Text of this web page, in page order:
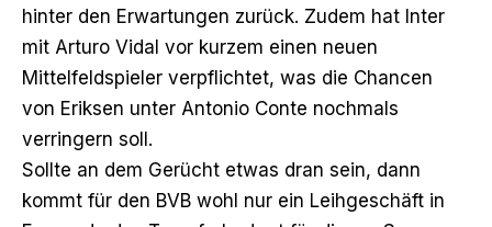
hinter den Erwartungen zurück. Zudem hat Inter
mit Arturo Vidal vor kurzem einen neuen
Mittelfeldspieler verpflichtet, was die Chancen
von Eriksen unter Antonio Conte nochmals
verringern soll.
Sollte an dem Gerücht etwas dran sein, dann
kommt für den BVB wohl nur ein Leihgeschäft in